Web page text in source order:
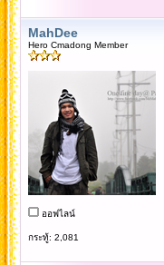
MahDee
Hero Cmadong Member
ออฟไลน์
กระทู้: 2,081